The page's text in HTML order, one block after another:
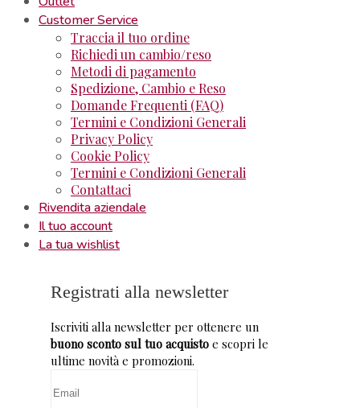
Customer Service
Traccia il tuo ordine
Richiedi un cambio/reso
Metodi di pagamento
Spedizione, Cambio e Reso
Domande Frequenti (FAQ)
Termini e Condizioni Generali
Privacy Policy
Cookie Policy
Termini e Condizioni Generali
Contattaci
Rivendita aziendale
Il tuo account
La tua wishlist
Registrati alla newsletter
Iscriviti alla newsletter per ottenere un
buono sconto sul tuo acquisto e scopri le
ultime novità e promozioni.